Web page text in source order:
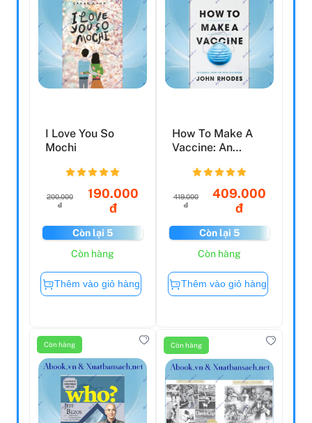
I Love You So
Mochi
200.000
đ
190.000
đ
Còn lại 5
Còn hàng
Thêm vào giỏ hàng
How To Make A
Vaccine: An
For COVI...
419.000
đ
409.000
đ
Còn lại 5
Còn hàng
Thêm vào giỏ hàng
Còn hàng Còn hàng